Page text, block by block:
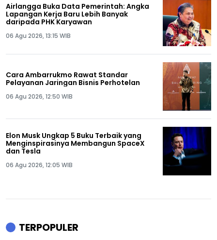
Airlangga Buka Data Pemerintah: Angka
Lapangan Kerja Baru Lebih Banyak
daripada PHK Karyawan
06 Agu 2026, 13:15 WIB
Cara Ambarrukmo Rawat Standar
Pelayanan Jaringan Bisnis Perhotelan
06 Agu 2026, 12:50 WIB
Elon Musk Ungkap 5 Buku Terbaik yang
Menginspirasinya Membangun SpaceX
dan Tesla
06 Agu 2026, 12:05 WIB
TERPOPULER